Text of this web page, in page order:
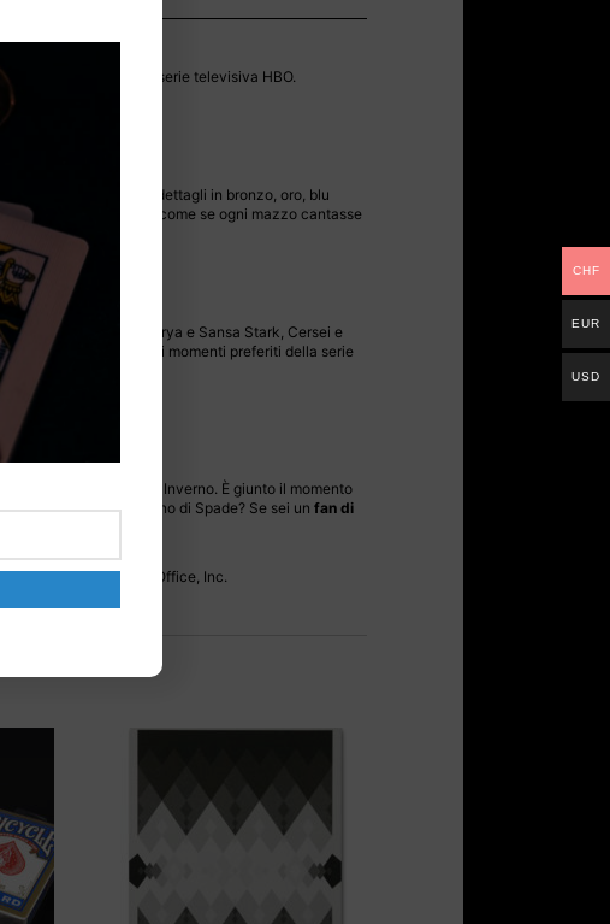
alla leggendaria serie televisiva HBO.
sontuosa miscela di dettagli in bronzo, oro, blu
di alta qualità, è come se ogni mazzo cantasse
Daenerys Targaryen, Arya e Sansa Stark, Cersei e
Rivivi tutti i tuoi momenti preferiti della serie
di gioco.
resistenza a Grande Inverno. È giunto il momento
e conquistare il Trono di Spade? Se sei un fan di
© & TM Home Box Office, Inc.
CHF
EUR
USD